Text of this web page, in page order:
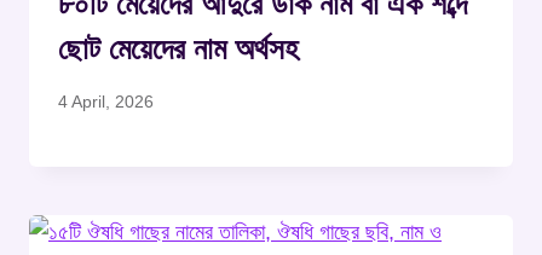
ছোট মেয়েদের নাম অর্থসহ
4 April, 2026